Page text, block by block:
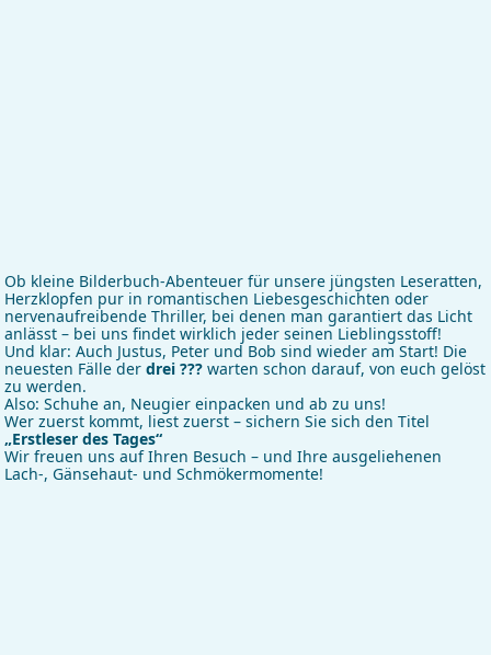
Ob kleine Bilderbuch-Abenteuer für unsere jüngsten Leseratten,
Herzklopfen pur in romantischen Liebesgeschichten oder
nervenaufreibende Thriller, bei denen man garantiert das Licht
anlässt – bei uns findet wirklich jeder seinen Lieblingsstoff!
Und klar: Auch Justus, Peter und Bob sind wieder am Start! Die
neuesten Fälle der drei ??? warten schon darauf, von euch gelöst
zu werden.
Also: Schuhe an, Neugier einpacken und ab zu uns!
Wer zuerst kommt, liest zuerst – sichern Sie sich den Titel
„Erstleser des Tages“
Wir freuen uns auf Ihren Besuch – und Ihre ausgeliehenen
Lach-, Gänsehaut- und Schmökermomente!